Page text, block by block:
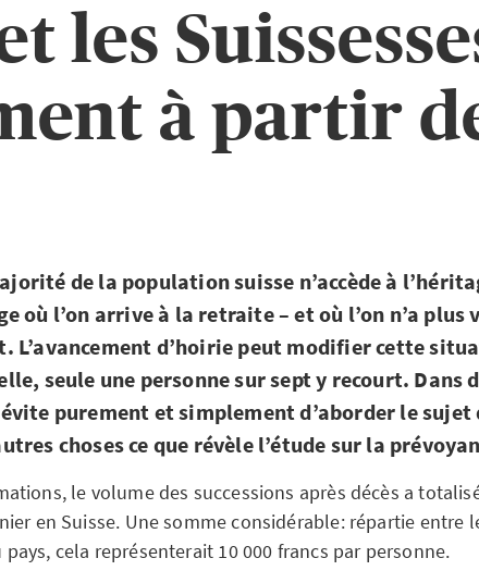
les
à partir
de la population suisse n’accède à
où l’on arrive à la retraite – et où l’on n’a
L’avancement d’hoirie peut modifier cette
seule une personne sur sept y recourt. Dans
purement et simplement d’aborder le sujet
choses ce que révèle l’étude sur la
le volume des successions après décès a
en Suisse. Une somme considérable: répartie entre
pays, cela représenterait 10 000 francs par personne.